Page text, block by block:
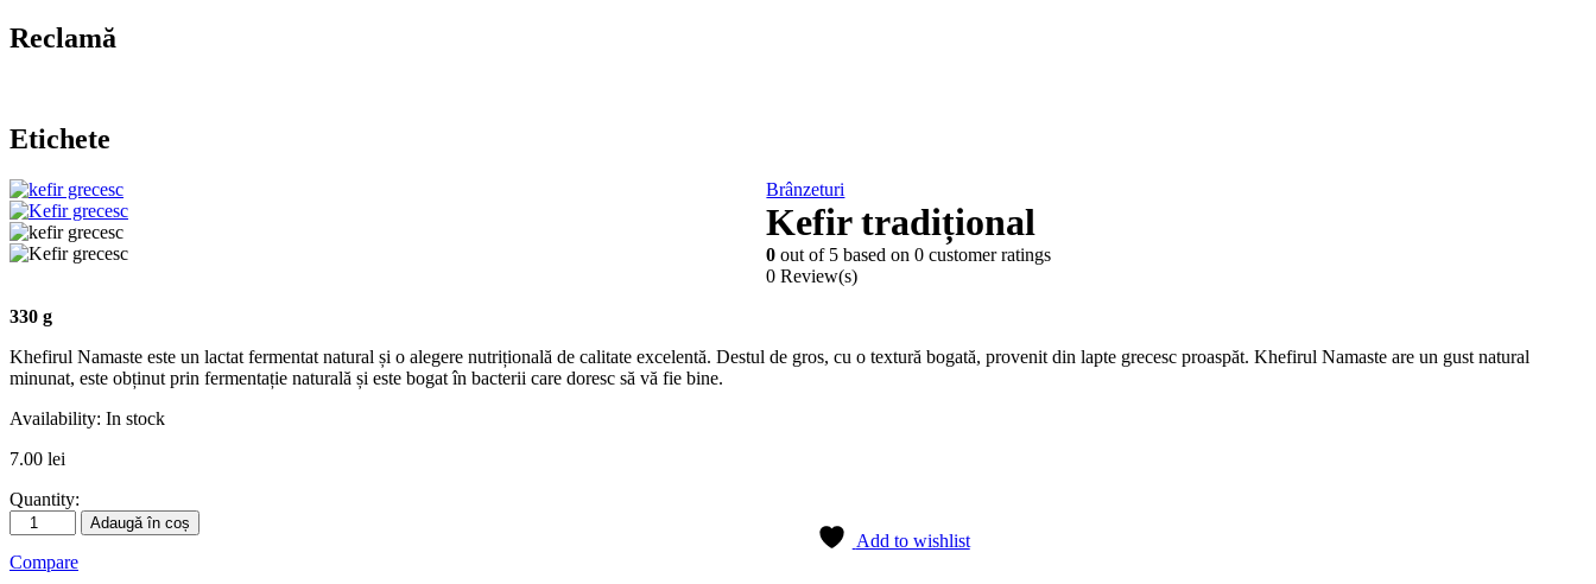
Reclamă
Etichete
Brânzeturi
Kefir tradițional
0 out of 5 based on0 customer ratings
0 Review(s)
330 g
Khefirul Namaste este un lactat fermentat natural și o alegere nutrițională de calitate excelentă. Destul de gros, cu o textură bogată, provenit din lapte grecesc proaspăt. Khefirul Namaste are un gust natural
minunat, este obținut prin fermentație naturală și este bogat în bacterii care doresc să vă fie bine.
Availability: In stock
7.00 lei
Quantity:
Cantitate
Kefir
tradițional
Adaugă în coș
Add to wishlist
Compare